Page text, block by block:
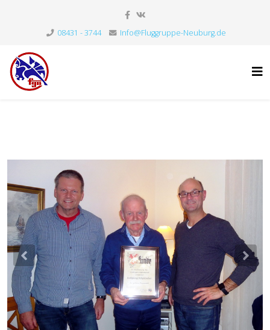
08431 - 3744 Info@Fluggruppe-Neuburg.de
Previous